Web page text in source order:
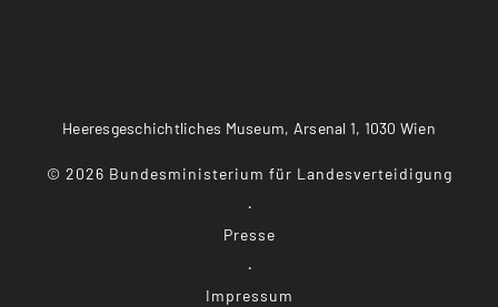
Heeresgeschichtliches Museum, Arsenal 1, 1030 Wien
© 2026 Bundesministerium für Landesverteidigung
Presse
Impressum